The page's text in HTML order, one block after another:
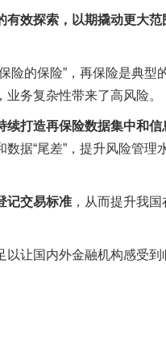
效探索，以期撬动更大
险的保险”，再保险是典型
务复杂性带来了高风险。
打造再保险数据集中和信
据“尾差”，提升风险管理
记交易标准 ，从而提升我
让国内外金融机构感受到